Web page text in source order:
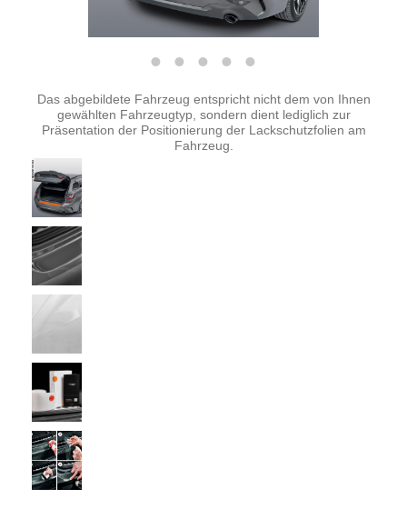
Das abgebildete Fahrzeug entspricht nicht dem von Ihnen
gewählten Fahrzeugtyp, sondern dient lediglich zur
Präsentation der Positionierung der Lackschutzfolien am
Fahrzeug.